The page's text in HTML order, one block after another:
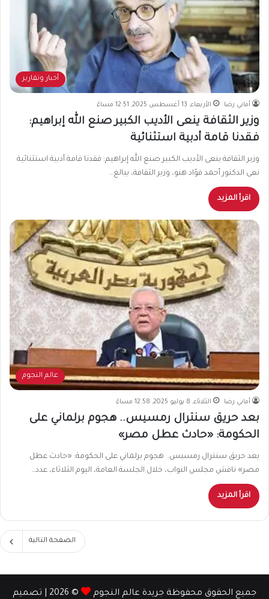
أخبار وتقارير
أماني رضا الأربعاء, 13 أغسطس 2025, 12:51 مساءً
وزير الثقافة ينعى الأديب الكبير صنع الله إبراهيم:
فقدنا قامة أدبية استثنائية
وزير الثقافة ينعى الأديب الكبير صنع الله إبراهيم: فقدنا قامة أدبية استثنائية
نعى الدكتور أحمد فؤاد هنو، وزير الثقافة، ببالغ…
اقرأ المزيد
عالم النجوم
أماني رضا الثلاثاء, 8 يوليو 2025, 12:58 مساءً
بعد حريق سنترال رمسيس.. هجوم برلماني على
الحكومة: «حادث عطل مصر»
بعد حريق سنترال رمسيس.. هجوم برلماني على الحكومة: «حادث عطل
مصر» ناقش مجلس النواب، خلال الجلسة العامة، اليوم الثلاثاء، عدد…
اقرأ المزيد
الصفحة التالية
جميع الحقوق محفوظة جريدة عالم النجوم © 2026 | تصميم